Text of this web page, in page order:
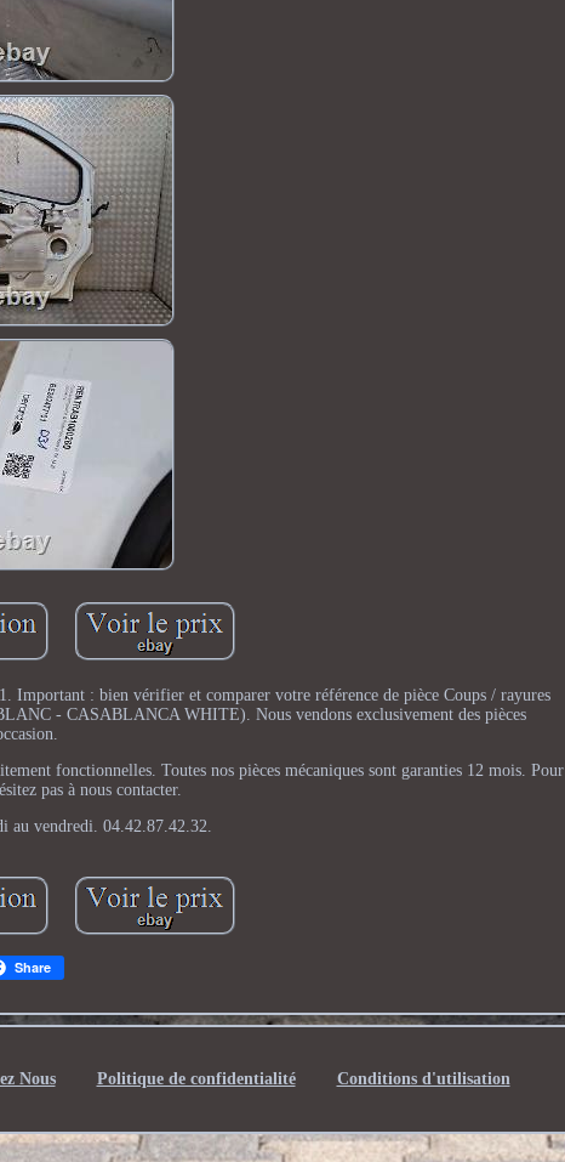
: bien vérifier et comparer votre référence de pièce Coups / rayures
- CASABLANCA WHITE). Nous vendons exclusivement des pièces
fonctionnelles. Toutes nos pièces mécaniques sont garanties 12 mois. Pour
pas à nous contacter.
au vendredi. 04.42.87.42.32.
Share
Nous Politique de confidentialité Conditions d'utilisation